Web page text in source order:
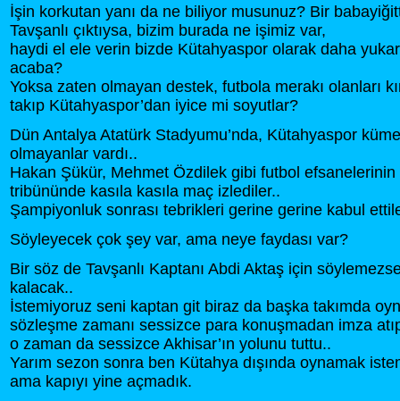
İşin korkutan yanı da ne biliyor musunuz? Bir
Tavşanlı çıktıysa, bizim burada ne işimiz var,
haydi el ele verin bizde Kütahyaspor olarak daha
acaba?
Yoksa zaten olmayan destek, futbola merakı olanları
takıp Kütahyaspor’dan iyice mi soyutlar?
Dün Antalya Atatürk Stadyumu’nda, Kütahyaspor
olmayanlar vardı..
Hakan Şükür, Mehmet Özdilek gibi futbol
tribününde kasıla kasıla maç izlediler..
Şampiyonluk sonrası tebrikleri gerine gerine kabul
Söyleyecek çok şey var, ama neye faydası var?
Bir söz de Tavşanlı Kaptanı Abdi Aktaş için
kalacak..
İstemiyoruz seni kaptan git biraz da başka takımda
sözleşme zamanı sessizce para konuşmadan imza
o zaman da sessizce Akhisar’ın yolunu tuttu..
Yarım sezon sonra ben Kütahya dışında oynamak
ama kapıyı yine açmadık.